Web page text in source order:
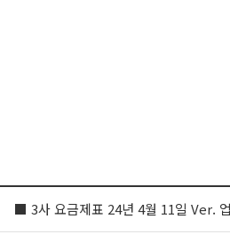
■ 3사 요금제표 24년 4월 11일 Ver.